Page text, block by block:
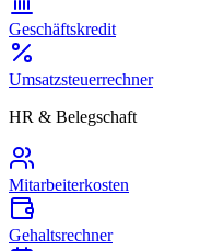
Geschäftskredit
Umsatzsteuerrechner
HR & Belegschaft
Mitarbeiterkosten
Gehaltsrechner